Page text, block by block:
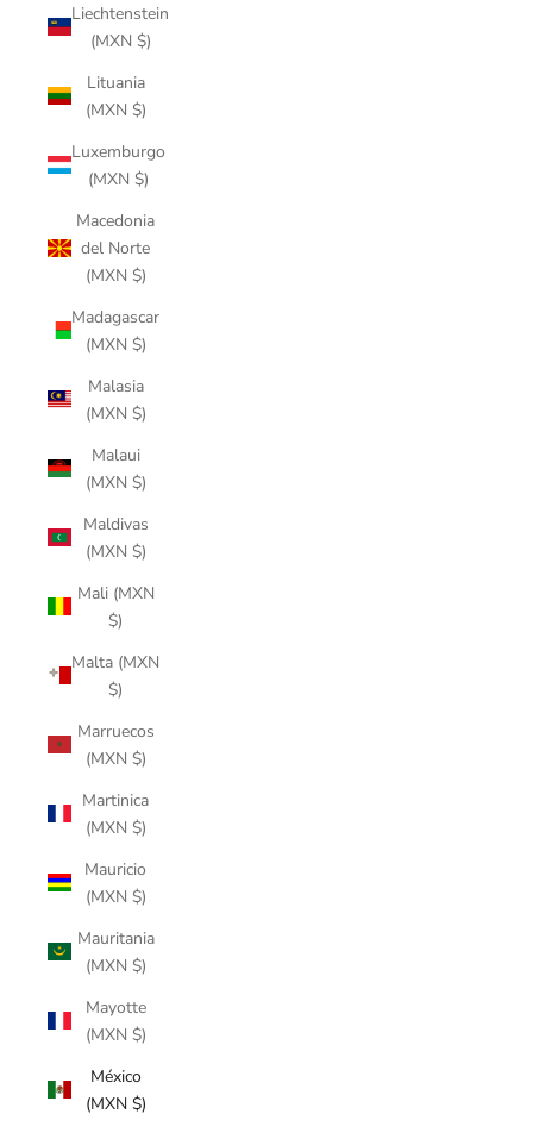
Liechtenstein
(MXN $)
Lituania
(MXN $)
Luxemburgo
(MXN $)
Macedonia
del Norte
(MXN $)
Madagascar
(MXN $)
Malasia
(MXN $)
Malaui
(MXN $)
Maldivas
(MXN $)
Mali (MXN
$)
Malta (MXN
$)
Marruecos
(MXN $)
Martinica
(MXN $)
Mauricio
(MXN $)
Mauritania
(MXN $)
Mayotte
(MXN $)
México
(MXN $)